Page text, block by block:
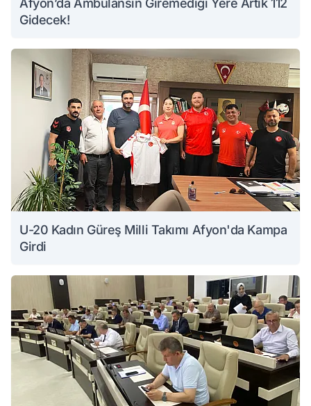
Afyon’da Ambulansın Giremediği Yere Artık 112
Gidecek!
U-20 Kadın Güreş Milli Takımı Afyon'da Kampa
Girdi